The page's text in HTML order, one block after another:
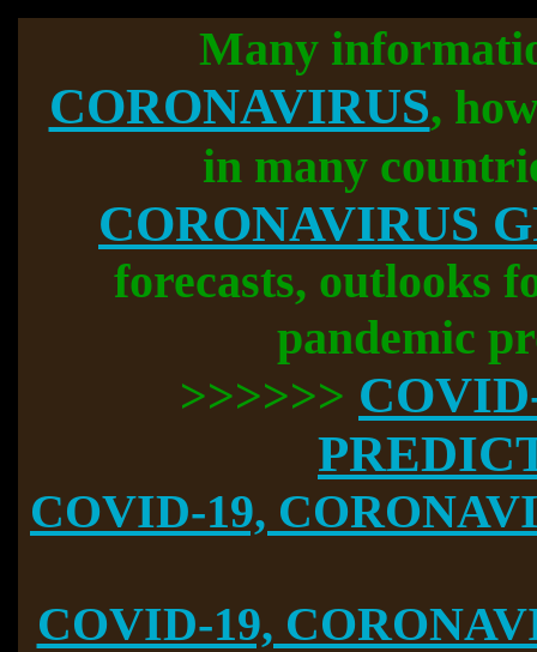
Many
CORONAVIRUS,
in many
CORONAVIRUS
forecasts, outlooks
pandemic
>>>>>>
COVID-19,
COVID-19,